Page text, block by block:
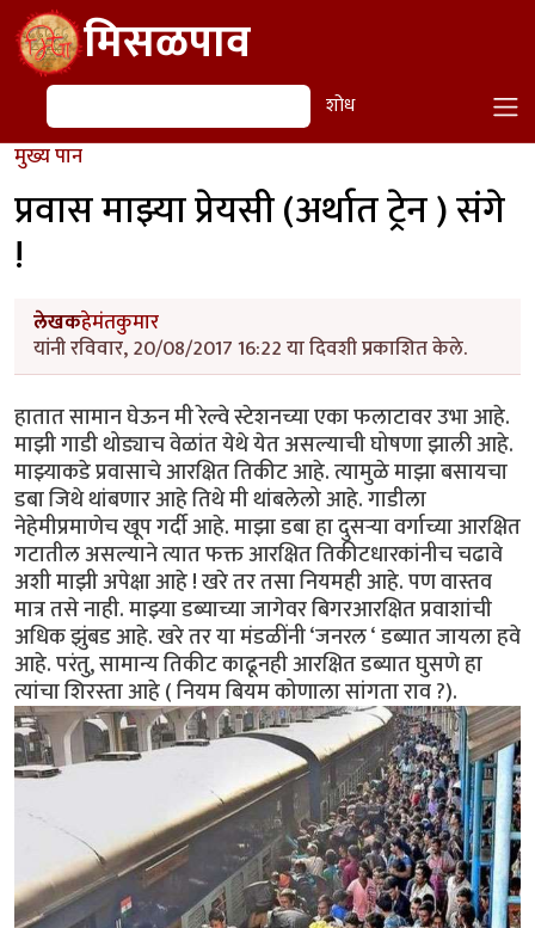
Skip to main contentमिसळपाव
शोध शोध
मुख्य पान
प्रवास माझ्या प्रेयसी (अर्थात ट्रेन ) संगे
!
लेखकहेमंतकुमार
यांनी रविवार, 20/08/2017 16:22 या दिवशी प्रकाशित केले.
हातात सामान घेऊन मी रेल्वे स्टेशनच्या एका फलाटावर उभा आहे.
माझी गाडी थोड्याच वेळांत येथे येत असल्याची घोषणा झाली आहे.
माझ्याकडे प्रवासाचे आरक्षित तिकीट आहे. त्यामुळे माझा बसायचा
डबा जिथे थांबणार आहे तिथे मी थांबलेलो आहे. गाडीला
नेहेमीप्रमाणेच खूप गर्दी आहे. माझा डबा हा दुसऱ्या वर्गाच्या आरक्षित
गटातील असल्याने त्यात फक्त आरक्षित तिकीटधारकांनीच चढावे
अशी माझी अपेक्षा आहे ! खरे तर तसा नियमही आहे. पण वास्तव
मात्र तसे नाही. माझ्या डब्याच्या जागेवर बिगरआरक्षित प्रवाशांची
अधिक झुंबड आहे. खरे तर या मंडळींनी ‘जनरल ‘ डब्यात जायला हवे
आहे. परंतु, सामान्य तिकीट काढूनही आरक्षित डब्यात घुसणे हा
त्यांचा शिरस्ता आहे ( नियम बियम कोणाला सांगता राव ?).